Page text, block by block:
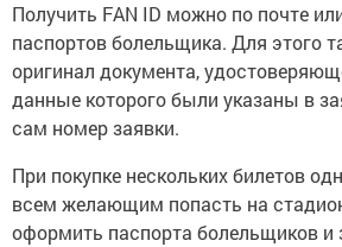
Получить FAN ID можно по почте
паспортов болельщика. Для этого
оригинал документа,
данные которого были указаны в
сам номер заявки.
При покупке нескольких билетов
всем желающим попасть на
оформить паспорта болельщиков и